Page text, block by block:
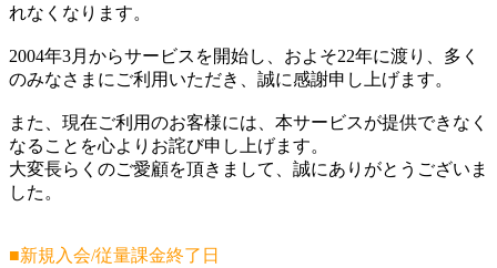
れなくなります。
2004年3月からサービスを開始し、およそ22年に渡り、多く
のみなさまにご利用いただき、誠に感謝申し上げます。
また、現在ご利用のお客様には、本サービスが提供できなく
なることを心よりお詫び申し上げます。
大変長らくのご愛顧を頂きまして、誠にありがとうございま
した。
■新規入会/従量課金終了日